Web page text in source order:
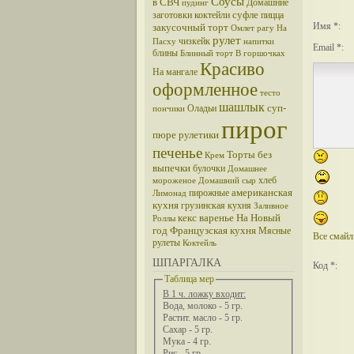
пудинг
Домашние
заготовки коктейли суфле пицца
закусочный торт Омлет рагу На
Пасху чизкейк рулет напитки
блины Блинный торт В горшочках
На мангале Красиво
оформленное тесто
пончики Оладьи шашлык суп-
пюре рулетики пирог
печенье Крем Торты без
выпечки булочки Домашнее
мороженое Домашний сыр хлеб
Лимонад пирожные американская
кухня грузинская кухня Заливное
Роллы кекс варенье На Новый
год Французская кухня Мясные
рулеты Коктейль
ШПАРГАЛКА
Таблица мер
В 1 ч. ложку входит:
Вода, молоко - 5 гр.
Растит. масло - 5 гр.
Сахар - 5 гр.
Мука - 4 гр.
Имя *:
Email *:
Все
Код *: